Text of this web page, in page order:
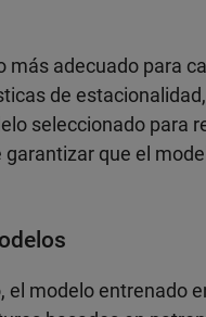
más adecuado para
de
seleccionado para
que el
el modelo entrenado